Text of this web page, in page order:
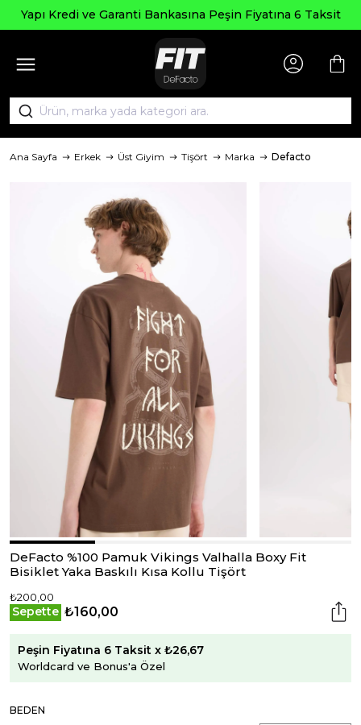
Yapı Kredi ve Garanti Bankasına Peşin Fiyatına 6 Taksit
Ana Sayfa Erkek Üst Giyim Tişört Marka Defacto
DeFacto %100 Pamuk Vikings Valhalla Boxy Fit
Bisiklet Yaka Baskılı Kısa Kollu Tişört
₺200,00
Sepette ₺160,00
Peşin Fiyatına 6 Taksit x ₺26,67
Worldcard ve Bonus'a Özel
BEDEN